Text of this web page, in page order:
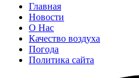
Главная
Новости
О Нас
Качество воздуха
Погода
Политика сайта